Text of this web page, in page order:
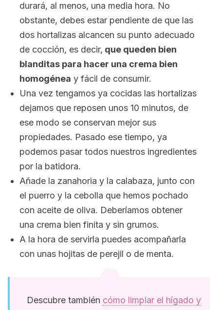
durará, al menos, una media hora. No
obstante, debes estar pendiente de que las
dos hortalizas alcancen su punto adecuado
de cocción, es decir, que queden bien
blanditas para hacer una crema bien
homogénea y fácil de consumir.
Una vez tengamos ya cocidas las hortalizas
dejamos que reposen unos 10 minutos, de
ese modo se conservan mejor sus
propiedades. Pasado ese tiempo, ya
podemos pasar todos nuestros ingredientes
por la batidora.
Añade la zanahoria y la calabaza, junto con
el puerro y la cebolla que hemos pochado
con aceite de oliva. Deberíamos obtener
una crema bien finita y sin grumos.
A la hora de servirla puedes acompañarla
con unas hojitas de perejil o de menta.
Descubre también cómo limpiar el hígado y